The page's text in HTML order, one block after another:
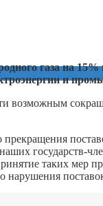
газа на
и
государств-
таких мер
нарушения